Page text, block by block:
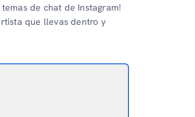
de chat de Instagram!
que llevas dentro y